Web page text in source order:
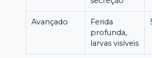
Avançado
Ferida
profunda,
larvas visíveis